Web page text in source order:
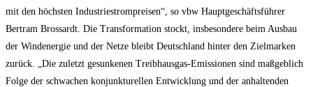
mit den höchs­ten Indus­trie­strom­prei­sen“, so vbw Haupt­ge­schäfts­füh­rer
Bert­ram Bros­sardt. Die Trans­for­ma­ti­on stockt, ins­be­son­de­re beim Aus­bau
der Wind­ener­gie und der Net­ze bleibt Deutsch­land hin­ter den Ziel­mar­ken
zurück. „Die zuletzt gesun­ke­nen Treib­haus­gas-Emis­sio­nen sind maß­geb­lich
Fol­ge der schwa­chen kon­junk­tu­rel­len Ent­wick­lung und der anhal­ten­den